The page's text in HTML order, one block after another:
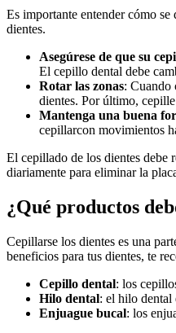
Es ⁢importante entender cómo
dientes.
Asegúrese de que su
El cepillo dental debe
Rotar las zonas: Cuando
dientes. ‌Por último,
Mantenga una buena
cepillarcon ⁢movimientos
El cepillado ‌de los dientes debe
diariamente para eliminar la
¿Qué productos
Cepillarse⁤ los dientes ⁣es ‍una
beneficios para tus dientes, te
Cepillo dental: los
Hilo dental: el‌ hilo dental
Enjuague bucal: los